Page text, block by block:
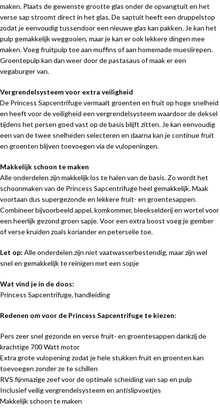
maken. Plaats de gewenste grootte glas onder de opvangtuit en het
verse sap stroomt direct in het glas. De saptuit heeft een druppelstop
zodat je eenvoudig tussendoor een nieuwe glas kan pakken. Je kan het
pulp gemakkelijk weggooien, maar je kan er ook lekkere dingen mee
maken. Voeg fruitpulp toe aan muffins of aan homemade mueslirepen.
Groentepulp kan dan weer door de pastasaus of maak er een
vegaburger van.
Vergrendelsysteem voor extra veiligheid
De Princess Sapcentrifuge vermaalt groenten en fruit op hoge snelheid
en heeft voor de veiligheid een vergrendelsysteem waardoor de deksel
tijdens het persen goed vast op de basis blijft zitten. Je kan eenvoudig
een van de twee snelheden selecteren en daarna kan je continue fruit
en groenten blijven toevoegen via de vulopeningen.
Makkelijk schoon te maken
Alle onderdelen zijn makkelijk los te halen van de basis. Zo wordt het
schoonmaken van de Princess Sapcentrifuge heel gemakkelijk. Maak
voortaan dus supergezonde en lekkere fruit- en groentesappen.
Combineer bijvoorbeeld appel, komkommer, bleekselderij en wortel voor
een heerlijk gezond groen sapje. Voor een extra boost voeg je gember
of verse kruiden zoals koriander en peterselie toe.
Let op: Alle onderdelen zijn niet vaatwasserbestendig, maar zijn wel
snel en gemakkelijk te reinigen met een sopje
Wat vind je in de doos:
Princess Sapcentrifuge, handleiding
Redenen om voor de Princess Sapcentrifuge te kiezen:
Pers zeer snel gezonde en verse fruit- en groentesappen dankzij de
krachtige 700 Watt motor
Extra grote vulopening zodat je hele stukken fruit en groenten kan
toevoegen zonder ze te schillen
RVS fijnmazige zeef voor de optimale scheiding van sap en pulp
Inclusief veilig vergrendelsysteem en antislipvoetjes
Makkelijk schoon te maken